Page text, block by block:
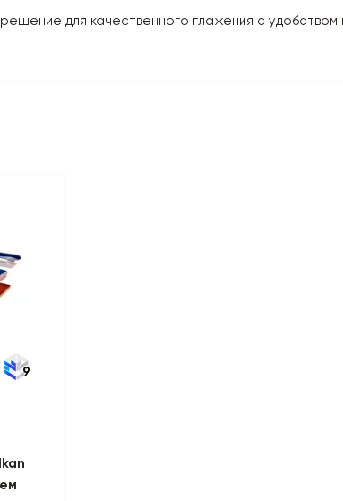
для качественного глажения с
9